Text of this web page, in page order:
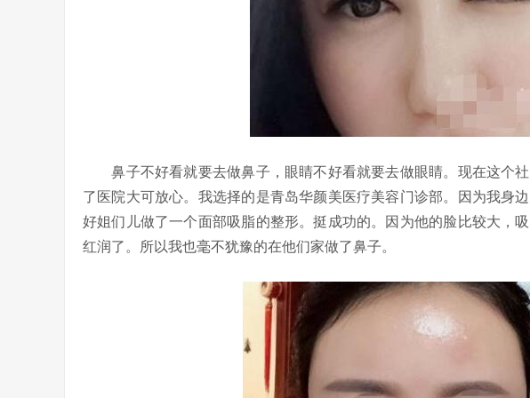
鼻子不好看就要去做鼻子，眼睛不好看就要去做眼睛。现在这个
了医院大可放心。我选择的是青岛华颜美医疗美容门诊部。因为我身
好姐们儿做了一个面部吸脂的整形。挺成功的。因为他的脸比较大，
红润了。所以我也毫不犹豫的在他们家做了鼻子。